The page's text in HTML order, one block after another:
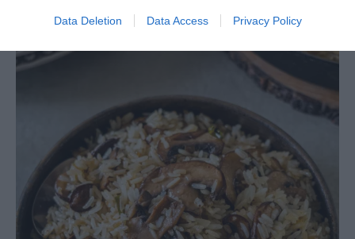
Data Deletion Data Access Privacy Policy